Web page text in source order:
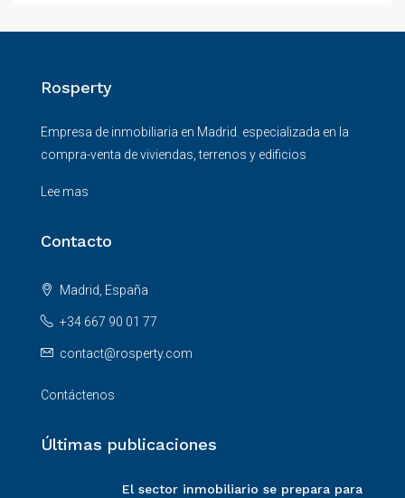
Rosperty
Empresa de inmobiliaria en Madrid. especializada en la
compra-venta de viviendas, terrenos y edificios
Lee mas
Contacto
Madrid, España
+34 667 90 01 77
contact@rosperty.com
Contáctenos
Últimas publicaciones
El sector inmobiliario se prepara para